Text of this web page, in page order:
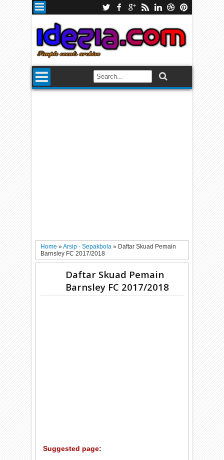
Home»Arsip - Sepakbola» Daftar Skuad Pemain
Barnsley FC 2017/2018
Daftar Skuad Pemain
Barnsley FC 2017/2018
Suggested page: